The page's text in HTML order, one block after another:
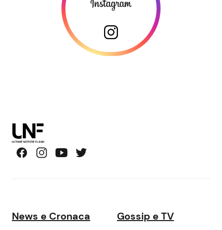
News e Cronaca Gossip e TV